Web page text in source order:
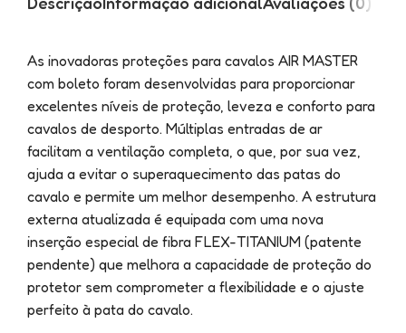
As inovadoras proteções para cavalos AIR MASTER
com boleto foram desenvolvidas para proporcionar
excelentes níveis de proteção, leveza e conforto para
cavalos de desporto. Múltiplas entradas de ar
facilitam a ventilação completa, o que, por sua vez,
ajuda a evitar o superaquecimento das patas do
cavalo e permite um melhor desempenho. A estrutura
externa atualizada é equipada com uma nova
inserção especial de fibra FLEX-TITANIUM (patente
pendente) que melhora a capacidade de proteção do
protetor sem comprometer a flexibilidade e o ajuste
perfeito à pata do cavalo.